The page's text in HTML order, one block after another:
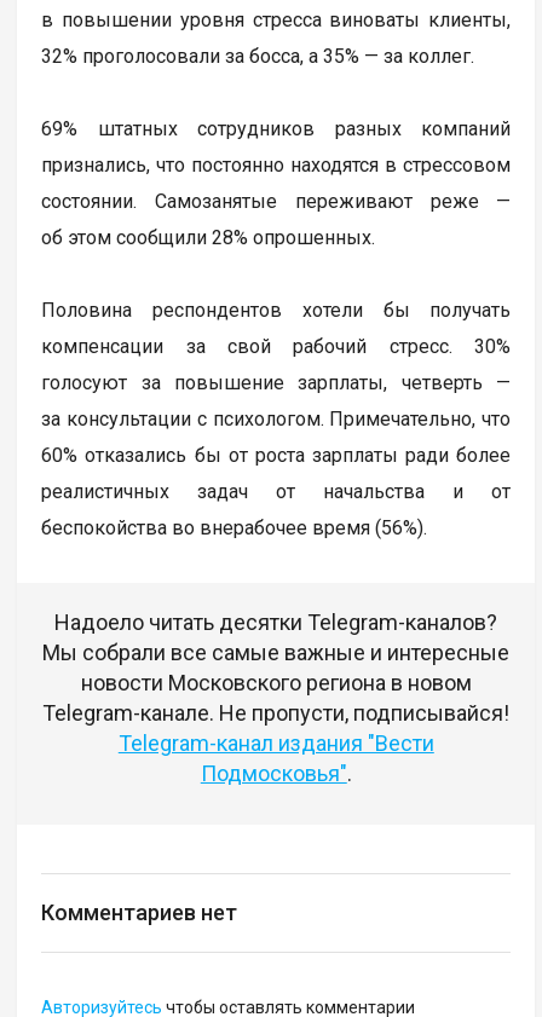
в повышении уровня стресса виноваты клиенты,
32% проголосовали за босса, а 35% — за коллег.
69% штатных сотрудников разных компаний
признались, что постоянно находятся в стрессовом
состоянии. Самозанятые переживают реже —
об этом сообщили 28% опрошенных.
Половина респондентов хотели бы получать
компенсации за свой рабочий стресс. 30%
голосуют за повышение зарплаты, четверть —
за консультации с психологом. Примечательно, что
60% отказались бы от роста зарплаты ради более
реалистичных задач от начальства и от
беспокойства во внерабочее время (56%).
Надоело читать десятки Telegram-каналов?
Мы собрали все самые важные и интересные
новости Московского региона в новом
Telegram-канале. Не пропусти, подписывайся!
Telegram-канал издания "Вести
Подмосковья".
Комментариев нет
Авторизуйтесь чтобы оставлять комментарии